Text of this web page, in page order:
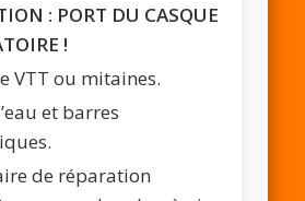
: PORT DU CASQUE
!
VTT ou mitaines.
et barres
de réparation